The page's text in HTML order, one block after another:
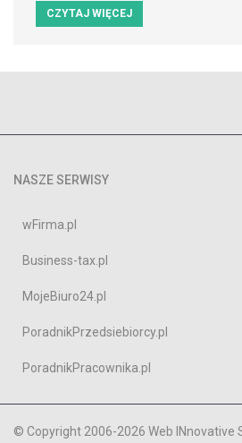
CZYTAJ WIĘCEJ
NASZE SERWISY
wFirma.pl
Business-tax.pl
MojeBiuro24.pl
PoradnikPrzedsiebiorcy.pl
PoradnikPracownika.pl
© Copyright 2006-2026 Web INnovative